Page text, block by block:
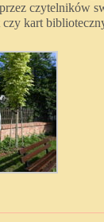
czytelników
czy kart